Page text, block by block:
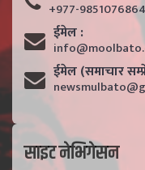
+977-9851076864
ईमेल :
ईमेल (समाचार
साइट नेभिगेसन